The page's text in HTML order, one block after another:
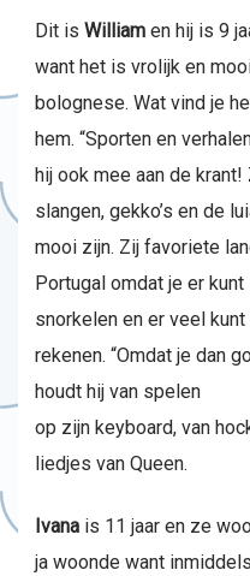
Dit is William en hij is 9
want het is vrolijk en
bolognese. Wat vind je
hem. “Sporten en
hij ook mee aan de
slangen, gekko’s en de
mooi zijn. Zij favoriete
Portugal omdat je er kunt
snorkelen en er veel
rekenen. “Omdat je dan
houdt hij van spelen
op zijn keyboard, van
liedjes van Queen.
Ivana is 11 jaar en ze
ja woonde want